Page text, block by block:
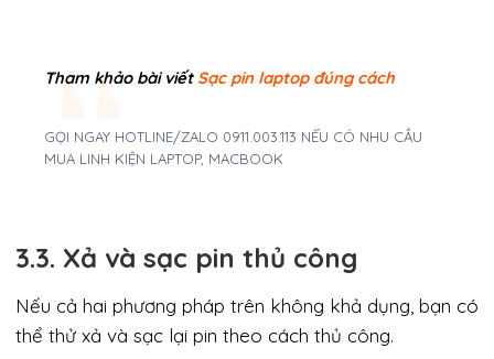
Tham khảo bài viết Sạcpin laptop đúng cách
GỌI NGAY HOTLINE/ZALO 0911.003.113 NẾU CÓ NHU CẦU
MUA LINH KIỆN LAPTOP, MACBOOK
3.3. Xả và sạc pin thủ công
Nếu cả hai phương pháp trên không khả dụng, bạn có
thể thử xả và sạc lại pin theo cách thủ công.